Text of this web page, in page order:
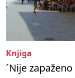
Knjiga
´Nije